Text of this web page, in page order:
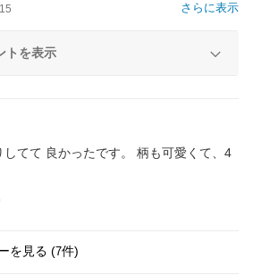
さらに表示
トを表示
てて 良かったです。 柄も可愛くて、4
を見る (7件)